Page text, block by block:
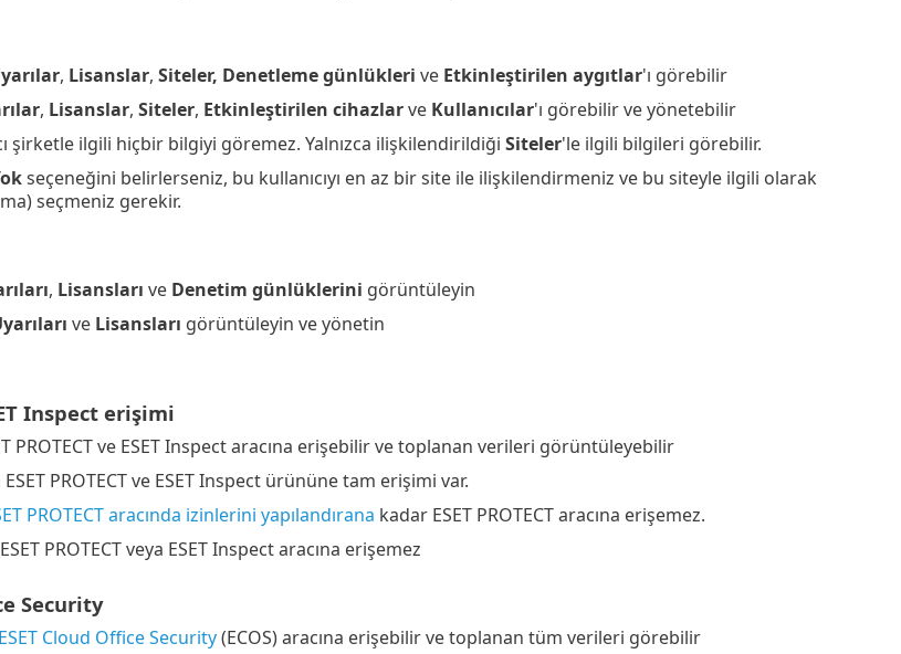
, Lisanslar, Siteler, Denetleme günlükleri ve Etkinleştirilen aygıtlar'ı görebilir
, Lisanslar, Siteler, Etkinleştirilen cihazlarve Kullanıcılar'ı görebilir ve yönetebilir
şirketle ilgili hiçbir bilgiyi göremez. Yalnızca ilişkilendirildiği Siteler'le ilgili bilgileri görebilir.
seçeneğini belirlerseniz, bu kullanıcıyı en az bir site ile ilişkilendirmeniz ve bu siteyle ilgili olarak
seçmeniz gerekir.
, Lisansları ve Denetim günlüklerini görüntüleyin
ve Lisansları görüntüleyin ve yönetin
Inspect erişimi
PROTECT ve ESET Inspect aracına erişebilir ve toplanan verileri görüntüleyebilir
ESET PROTECT ve ESET Inspect ürününe tam erişimi var.
PROTECT aracında izinlerini yapılandırana kadar ESET PROTECT aracına erişemez.
PROTECT veya ESET Inspect aracına erişemez
Security
ESET Cloud Office Security(ECOS) aracına erişebilir ve toplanan tüm verileri görebilir